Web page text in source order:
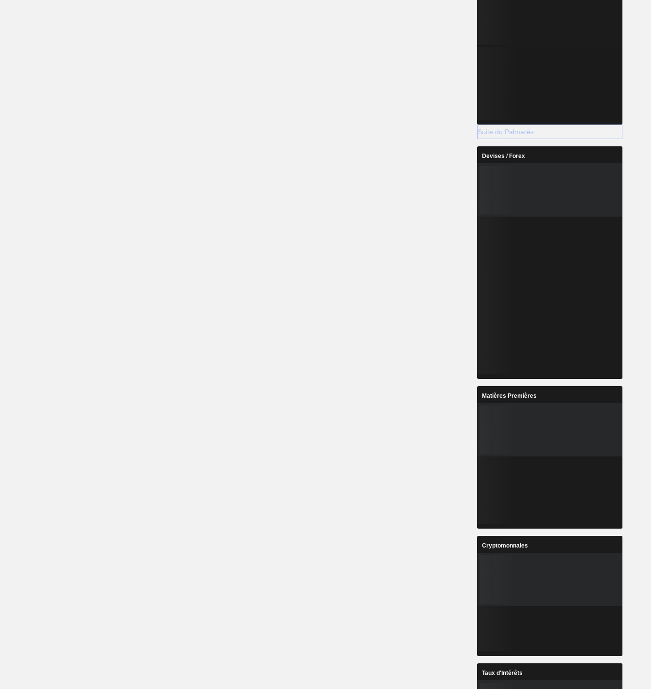
Suite du Palmarès
Devises / Forex
Matières Premières
Cryptomonnaies
Taux d'Intérêts